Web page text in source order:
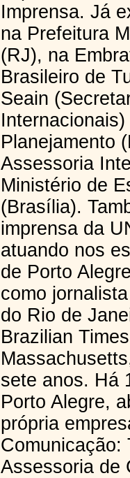
Imprensa. Já
na Prefeitura
(RJ), na
Brasileiro de
Seain
Planejamento
Assessoria
Ministério de
(Brasília).
imprensa da
atuando nos
de Porto
como
do Rio de
Brazilian
sete anos. Há
Porto Alegre,
própria
Comunicação:
Assessoria de